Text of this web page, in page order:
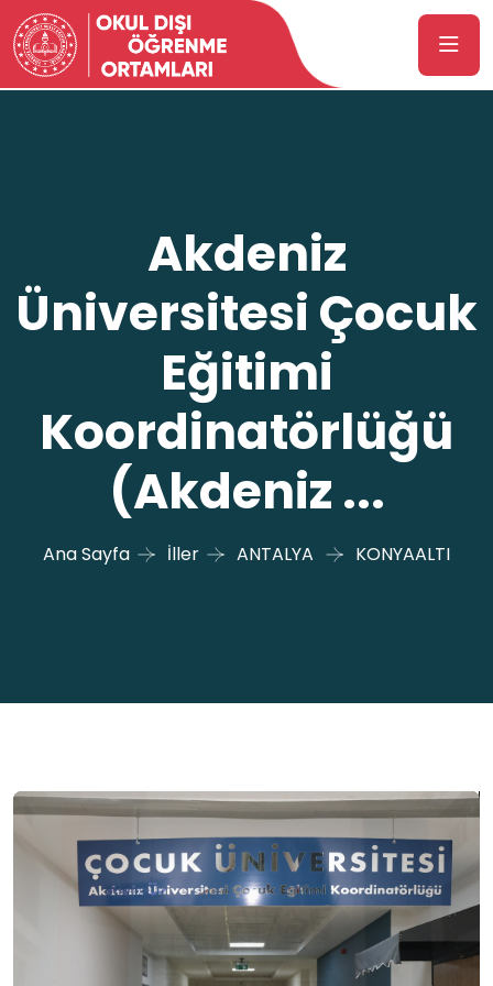
Akdeniz
Üniversitesi Çocuk
Eğitimi
Koordinatörlüğü
(Akdeniz ...
Ana Sayfa İller ANTALYA KONYAALTI